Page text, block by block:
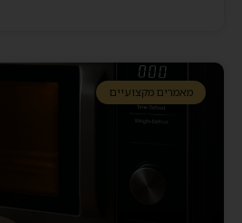
מאמרים מקצועיים